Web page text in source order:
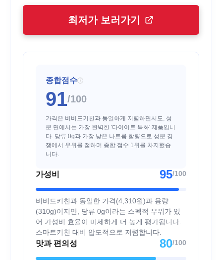
최저가 보러가기
종합점수 i
91/100
가격은 비비드키친과 동일하게 저렴하면서도, 성
분 면에서는 가장 완벽한 '다이어트 특화' 제품입니
다. 당류 0g과 가장 낮은 나트륨 함량으로 성분 경
쟁에서 우위를 점하며 종합 점수 1위를 차지했습
니다.
가성비 95/100
비비드키친과 동일한 가격(4,310원)과 용량
(310g)이지만, 당류 0g이라는 스펙적 우위가 있
어 가성비 효율이 미세하게 더 높게 평가됩니다.
스마트키친 대비 압도적으로 저렴합니다.
맛과 편의성 80/100